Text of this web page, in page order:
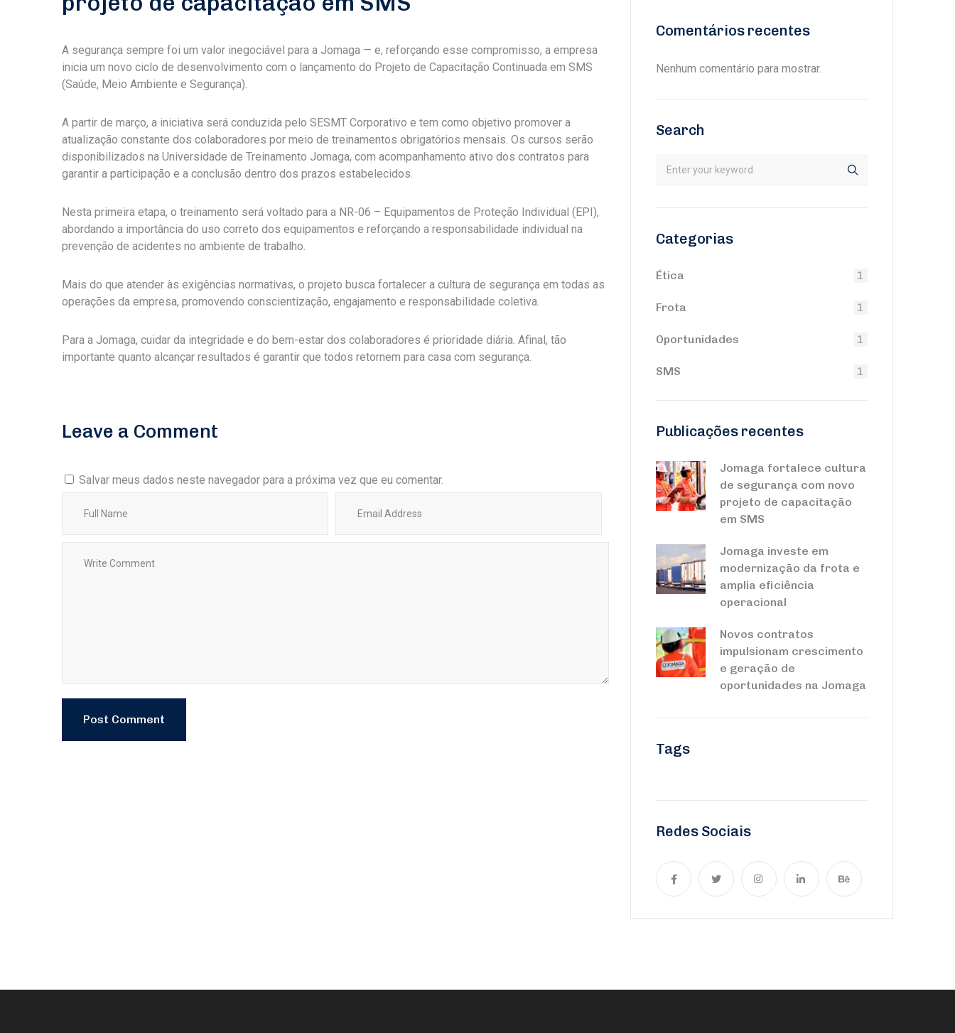
A segurança sempre foi um valor inegociável para a Jomaga — e, reforçando esse compromisso, a empresa
inicia um novo ciclo de desenvolvimento com o lançamento do Projeto de Capacitação Continuada em SMS
(Saúde, Meio Ambiente e Segurança).
A partir de março, a iniciativa será conduzida pelo SESMT Corporativo e tem como objetivo promover a
atualização constante dos colaboradores por meio de treinamentos obrigatórios mensais. Os cursos serão
disponibilizados na Universidade de Treinamento Jomaga, com acompanhamento ativo dos contratos para
garantir a participação e a conclusão dentro dos prazos estabelecidos.
Nesta primeira etapa, o treinamento será voltado para a NR-06 – Equipamentos de Proteção Individual (EPI),
abordando a importância do uso correto dos equipamentos e reforçando a responsabilidade individual na
prevenção de acidentes no ambiente de trabalho.
Mais do que atender às exigências normativas, o projeto busca fortalecer a cultura de segurança em todas as
operações da empresa, promovendo conscientização, engajamento e responsabilidade coletiva.
Para a Jomaga, cuidar da integridade e do bem-estar dos colaboradores é prioridade diária. Afinal, tão
importante quanto alcançar resultados é garantir que todos retornem para casa com segurança.
Leave a Comment
Salvar meus dados neste navegador para a próxima vez que eu comentar.
Comentários recentes
Nenhum comentário para mostrar.
Search
Categorias
Ética 1
Frota 1
Oportunidades 1
SMS 1
Publicações recentes
Jomaga fortalece cultura
de segurança com novo
projeto de capacitação
em SMS
Jomaga investe em
modernização da frota e
amplia eficiência
operacional
Novos contratos
impulsionam crescimento
e geração de
oportunidades na Jomaga
Tags
Redes Sociais